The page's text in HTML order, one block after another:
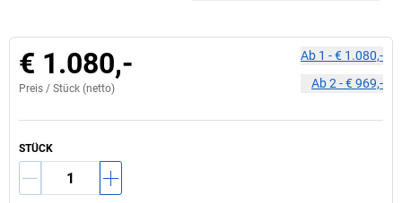
€ 1.080,-
Preis / Stück (netto)
Ab 1 -€ 1.080,-
Ab2 -€ 969,-
STÜCK